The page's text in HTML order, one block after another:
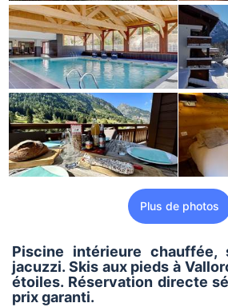
Plus de photos
Piscine intérieure chauffée,
jacuzzi. Skis aux pieds à
étoiles. Réservation directe
prix garanti.